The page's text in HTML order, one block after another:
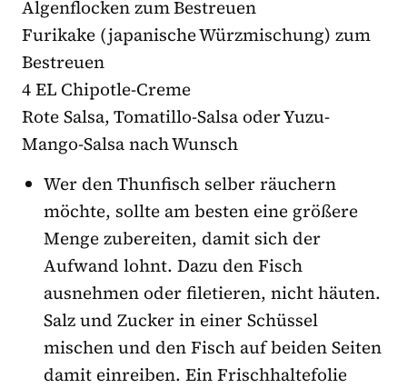
Algenflocken zum Bestreuen
Furikake (japanische Würzmischung) zum
Bestreuen
4 EL Chipotle-Creme
Rote Salsa, Tomatillo-Salsa oder Yuzu-
Mango-Salsa nach Wunsch
Wer den Thunfisch selber räuchern
möchte, sollte am besten eine größere
Menge zubereiten, damit sich der
Aufwand lohnt. Dazu den Fisch
ausnehmen oder filetieren, nicht häuten.
Salz und Zucker in einer Schüssel
mischen und den Fisch auf beiden Seiten
damit einreiben. Ein Frischhaltefolie